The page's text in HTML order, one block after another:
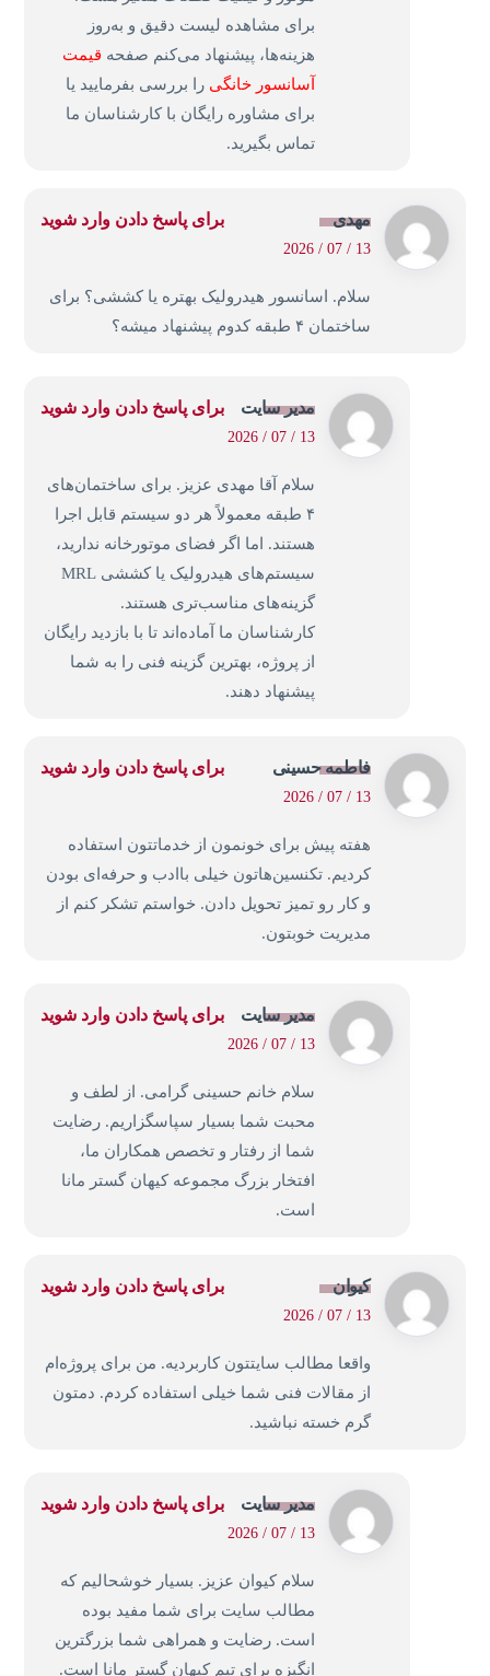
برای مشاهده لیست دقیق و به‌روز
هزینه‌ها، پیشنهاد می‌کنم صفحه قیمت
آسانسور خانگی را بررسی بفرمایید یا
برای مشاوره رایگان با کارشناسان ما
تماس بگیرید.
مهدی
13 / 07 / 2026
سلام. اسانسور هیدرولیک بهتره یا کششی؟ برای
ساختمان ۴ طبقه کدوم پیشنهاد میشه؟
برای پاسخ دادن وارد شوید
مدیر سایت
13 / 07 / 2026
سلام آقا مهدی عزیز. برای ساختمان‌های
۴ طبقه معمولاً هر دو سیستم قابل اجرا
هستند. اما اگر فضای موتورخانه ندارید،
سیستم‌های هیدرولیک یا کششی MRL
گزینه‌های مناسب‌تری هستند.
کارشناسان ما آماده‌اند تا با بازدید رایگان
از پروژه، بهترین گزینه فنی را به شما
پیشنهاد دهند.
برای پاسخ دادن وارد شوید
فاطمه حسینی
13 / 07 / 2026
هفته پیش برای خونمون از خدماتتون استفاده
کردیم. تکنسین‌هاتون خیلی باادب و حرفه‌ای بودن
و کار رو تمیز تحویل دادن. خواستم تشکر کنم از
مدیریت خوبتون.
برای پاسخ دادن وارد شوید
مدیر سایت
13 / 07 / 2026
سلام خانم حسینی گرامی. از لطف و
محبت شما بسیار سپاسگزاریم. رضایت
شما از رفتار و تخصص همکاران ما،
افتخار بزرگ مجموعه کیهان گستر مانا
است.
برای پاسخ دادن وارد شوید
کیوان
13 / 07 / 2026
واقعا مطالب سایتتون کاربردیه. من برای پروژه‌ام
از مقالات فنی شما خیلی استفاده کردم. دمتون
گرم خسته نباشید.
برای پاسخ دادن وارد شوید
مدیر سایت
13 / 07 / 2026
سلام کیوان عزیز. بسیار خوشحالیم که
مطالب سایت برای شما مفید بوده
است. رضایت و همراهی شما بزرگترین
انگیزه برای تیم کیهان گستر مانا است.
برای پاسخ دادن وارد شوید